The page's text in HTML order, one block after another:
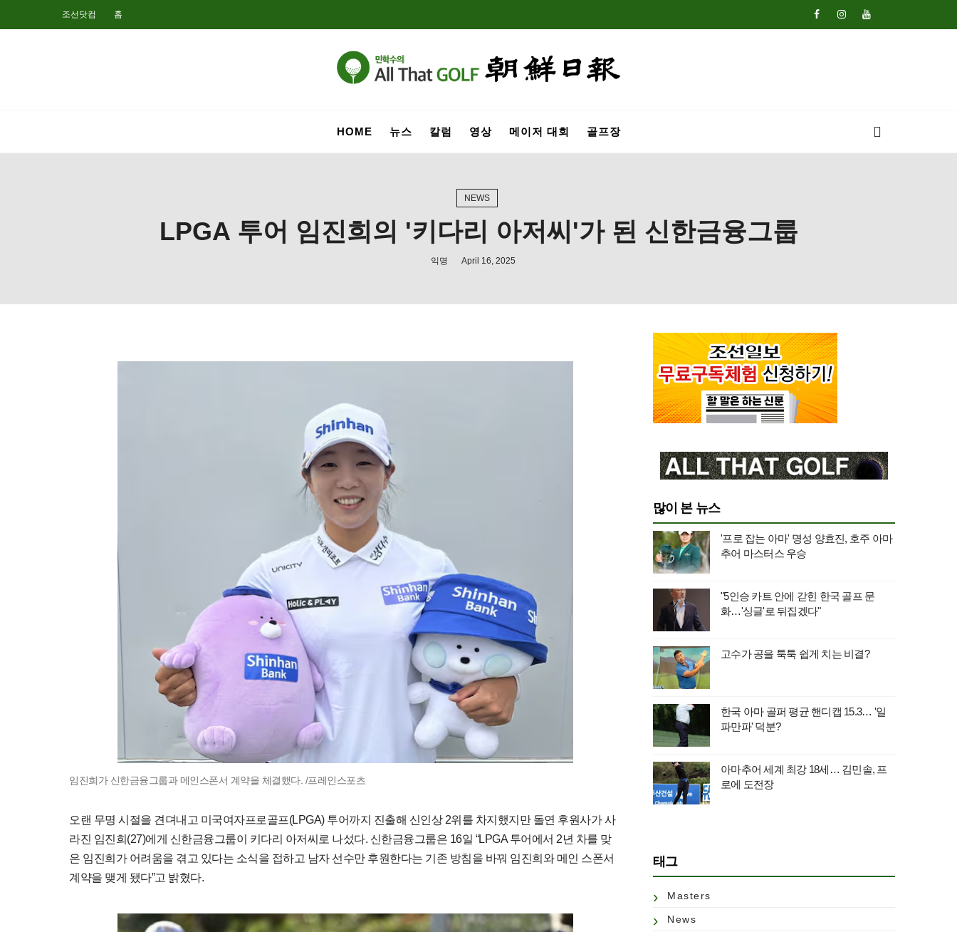
조선닷컴 홈
HOME 뉴스 칼럼 영상 메이저 대회 골프장
NEWS
LPGA 투어 임진희의 '키다리 아저씨'가 된 신한금융그룹
익명 April 16, 2025
임진희가 신한금융그룹과 메인스폰서 계약을 체결했다. /프레인스포츠
오랜 무명 시절을 견뎌내고 미국여자프로골프(LPGA) 투어까지 진출해 신인상 2위를 차지했지만 돌연 후원사가 사
라진 임진희(27)에게 신한금융그룹이 키다리 아저씨로 나섰다. 신한금융그룹은 16일 “LPGA 투어에서 2년 차를 맞
은 임진희가 어려움을 겪고 있다는 소식을 접하고 남자 선수만 후원한다는 기존 방침을 바꿔 임진희와 메인 스폰서
계약을 맺게 됐다”고 밝혔다.
많이 본 뉴스
'프로 잡는 아마' 명성 양효진, 호주 아마
추어 마스터스 우승
"5인승 카트 안에 갇힌 한국 골프 문
화…'싱글'로 뒤집겠다"
고수가 공을 툭툭 쉽게 치는 비결?
한국 아마 골퍼 평균 핸디캡 15.3… '일
파만파' 덕분?
아마추어 세계 최강 18세… 김민솔, 프
로에 도전장
태그
Masters
News